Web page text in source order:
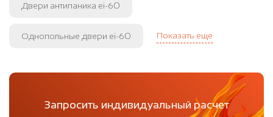
Двери антипаника ei-60
Однопольные двери ei-60 Показать еще
Запросить индивидуальный расчет